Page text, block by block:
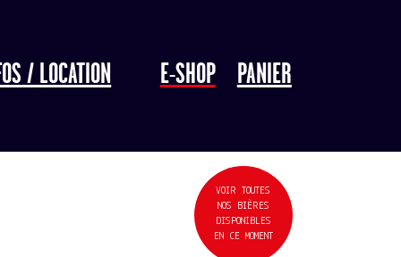
/ LOCATION E-SHOP PANIER
VOIR TOUTES
NOS BIÈRES
DISPONIBLES
EN CE MOMENT